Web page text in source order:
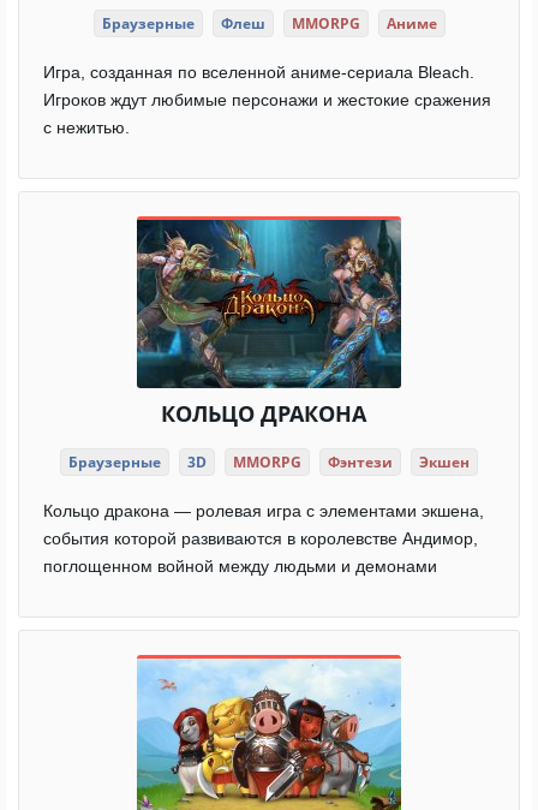
Браузерные Флеш MMORPG Аниме
Игра, созданная по вселенной аниме-сериала Bleach.
Игроков ждут любимые персонажи и жестокие сражения
с нежитью.
КОЛЬЦО ДРАКОНА
Браузерные 3D MMORPG Фэнтези Экшен
Кольцо дракона — ролевая игра с элементами экшена,
события которой развиваются в королевстве Андимор,
поглощенном войной между людьми и демонами